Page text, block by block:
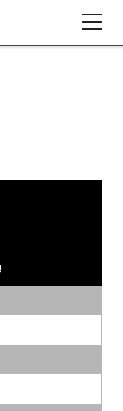
toggle